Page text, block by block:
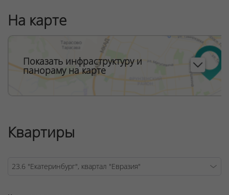
планировки, на выбор площадь – от 30 до 74 кв.
метров. Высота потолков – 2,7 метра, а на последнем
этаже – 3 метра.
Во всех квартирах предусмотрены остекленные
лоджии и большие окна с детскими замками
безопасности, начиная с 5-го этажа – «французские».
Это значит, что в вашем жилье всегда будет много
городской парк, окна, выходящие на север – вид во
В дизайнерском лобби расположится место для
На карте
Показать инфраструктуру и
панораму на карте
Квартиры